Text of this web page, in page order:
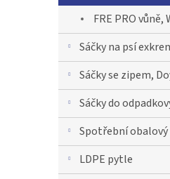
FRE PRO vůně,
Sáčky na psí
Sáčky se zipem,
Sáčky do
Spotřební
LDPE pytle